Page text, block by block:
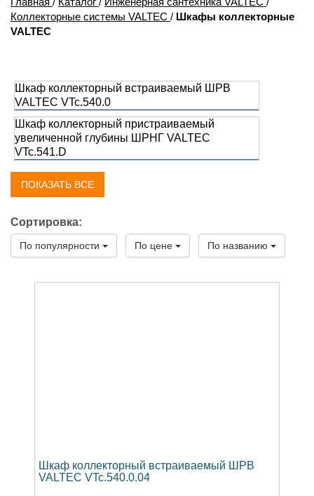
Коллекторные системы VALTEC / Шкафы коллекторные
VALTEC
Шкаф коллекторный встраиваемый ШРВ
VALTEC VTc.540.0
Шкаф коллекторный пристраиваемый
увеличенной глубины ШРНГ VALTEC
VTc.541.D
Шкаф коллекторный пристраиваемый ШРН
VALTEC VTc.541.0
VALTEC VTc.541.U
ПОКАЗАТЬ ВСЕ
Сортировка:
По популярности По цене По названию
Шкаф коллекторный встраиваемый ШРВ
VALTEC VTc.540.0.04